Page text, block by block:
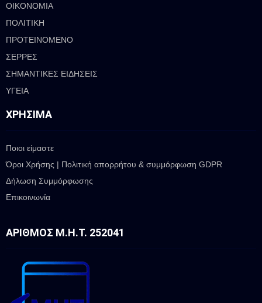
ΟΙΚΟΝΟΜΙΑ
ΠΟΛΙΤΙΚΗ
ΠΡΟΤΕΙΝΟΜΕΝΟ
ΣΕΡΡΕΣ
ΣΗΜΑΝΤΙΚΕΣ ΕΙΔΗΣΕΙΣ
ΥΓΕΙΑ
ΧΡΉΣΙΜΑ
Ποιοι είμαστε
Όροι Χρήσης | Πολιτική απορρήτου & συμμόρφωση GDPR
Δήλωση Συμμόρφωσης
Επικοινωνία
ΑΡΙΘΜΌΣ Μ.Η.Τ. 252041